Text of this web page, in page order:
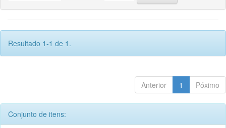
Resultado 1-1 de 1.
Anterior 1 Póximo
Conjunto de itens: